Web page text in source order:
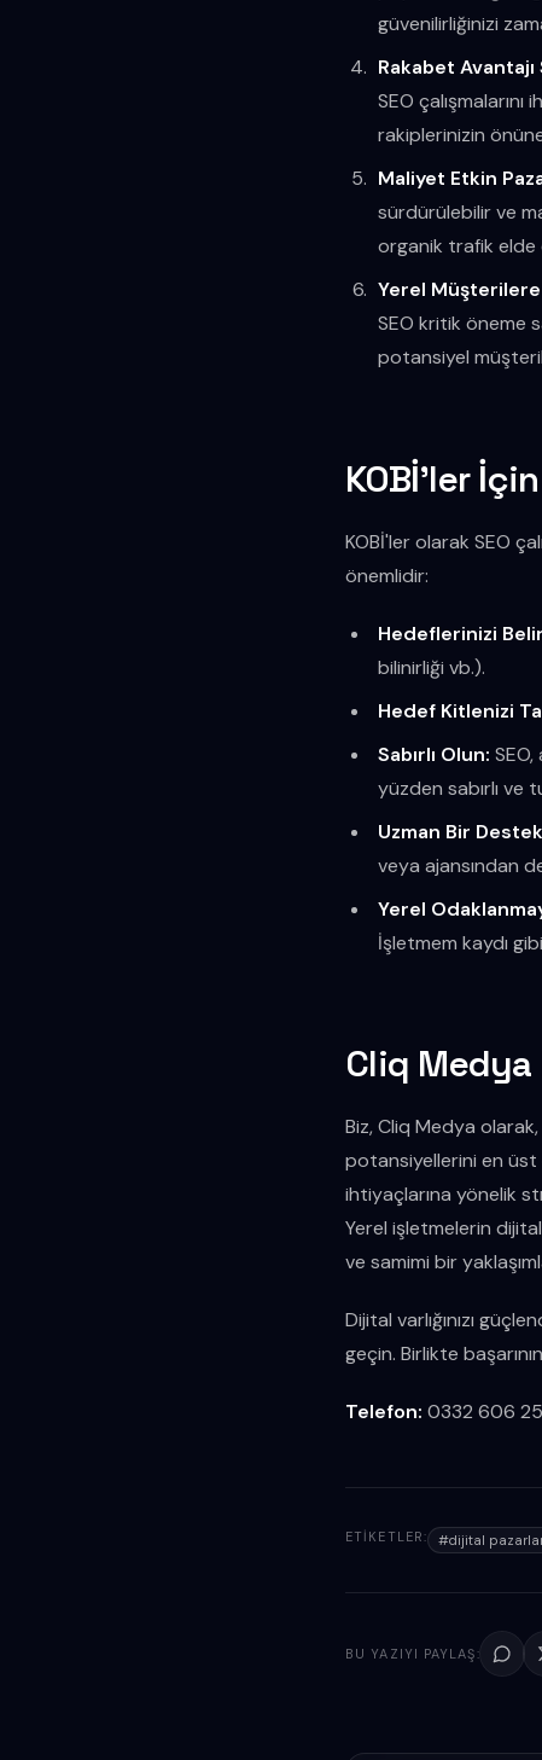
güvenilirliğinizi
Rakabet Avantajı
SEO
rakiplerinizin
Maliyet Etkin
sürdürülebilir ve
organik trafik elde
Yerel Müşterilere
SEO kritik öneme
potansiyel
KOBİ'ler
KOBİ'ler olarak SEO
önemlidir:
Hedeflerinizi
bilinirliği vb.).
Hedef Kitlenizi
Sabırlı Olun:
yüzden sabırlı ve
Uzman Bir Destek
veya ajansından
Yerel
İşletmem kaydı
Cliq Medya
Biz, Cliq Medya
potansiyellerini en üst
ihtiyaçlarına yönelik
Yerel işletmelerin
ve samimi bir
Dijital varlığınızı
geçin. Birlikte
Telefon: 0332 606
ETIKETLER: #dijital
BU YAZIYI PAYLAŞ: